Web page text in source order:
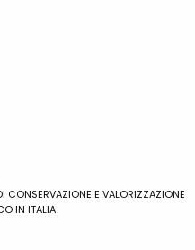
CONSERVAZIONE E VALORIZZAZIONE
IN ITALIA